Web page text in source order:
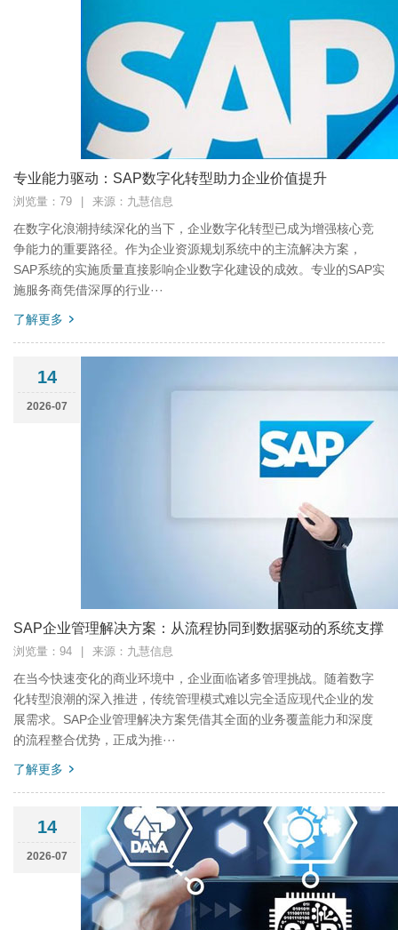
专业能力驱动：SAP数字化转型助力企业价值提升
浏览量：79 来源：九慧信息
在数字化浪潮持续深化的当下，企业数字化转型已成为增强核心竞
争能力的重要路径。作为企业资源规划系统中的主流解决方案，
SAP系统的实施质量直接影响企业数字化建设的成效。专业的SAP实
施服务商凭借深厚的行业···
了解更多
14
2026-07
SAP企业管理解决方案：从流程协同到数据驱动的系统支撑
浏览量：94 来源：九慧信息
在当今快速变化的商业环境中，企业面临诸多管理挑战。随着数字
化转型浪潮的深入推进，传统管理模式难以完全适应现代企业的发
展需求。SAP企业管理解决方案凭借其全面的业务覆盖能力和深度
的流程整合优势，正成为推···
了解更多
14
2026-07